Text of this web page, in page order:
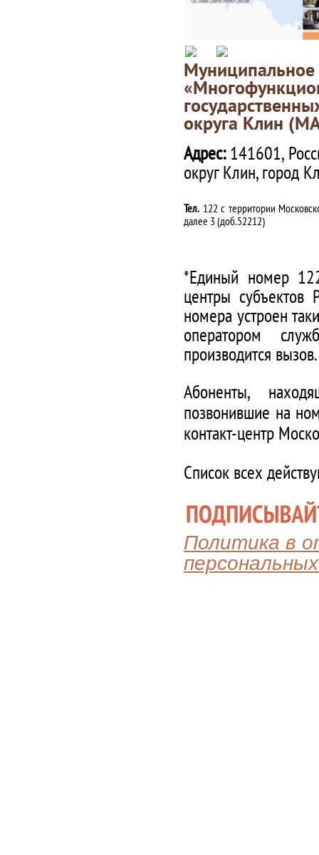
округа Клин
Адрес:141601,
округ Клин, город
Тел. 122 с территории
далее 3 (доб.52212)
*Единый номер
центры субъектов
номера устроен
оператором
производится вызов.
Абоненты,
позвонившие на
контакт-центр
Список всех
Политика в